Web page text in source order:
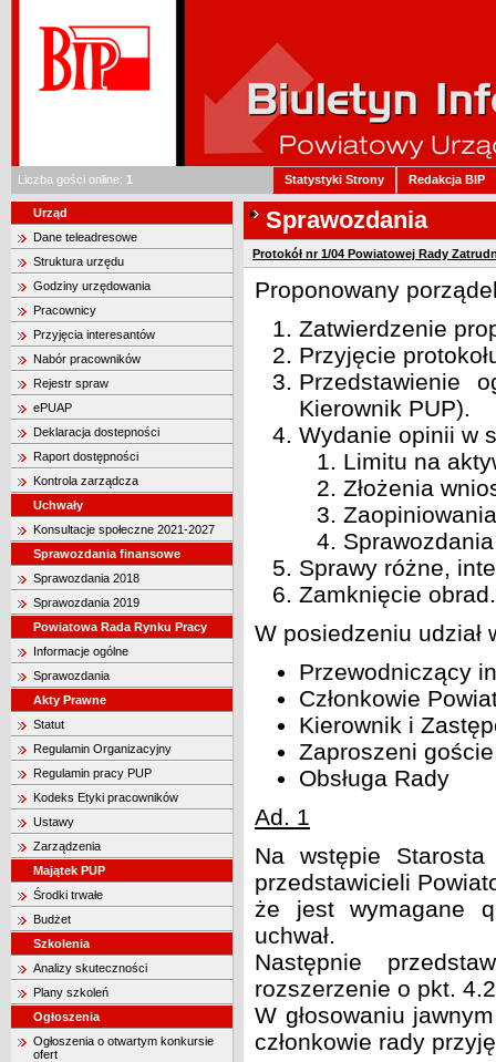
Liczba gości online: 1 Redakcja BIP
Statystyki Strony
Urząd
Dane teleadresowe
Struktura urzędu
Godziny urzędowania
Pracownicy
Przyjęcia interesantów
Nabór pracowników
Rejestr spraw
ePUAP
Deklaracja dostepności
Raport dostępności
Kontrola zarządcza
Uchwały
Konsultacje społeczne 2021-2027
Sprawozdania finansowe
Sprawozdania 2018
Sprawozdania 2019
Powiatowa Rada Rynku Pracy
Informacje ogólne
Sprawozdania
Akty Prawne
Statut
Regulamin Organizacyjny
Regulamin pracy PUP
Kodeks Etyki pracowników
Ustawy
Zarządzenia
Majątek PUP
Środki trwałe
Budżet
Szkolenia
Analizy skuteczności
Plany szkoleń
Ogłoszenia
Ogłoszenia o otwartym konkursie
ofert
Sprawozdania
Protokół nr 1/04 Powiatowej Rady
Proponowany
Zatwierdzenie
Przyjęcie
Przedstawienie
Kierownik PUP).
Wydanie opinii w
Limitu na
Złożenia
Sprawy różne,
Zamknięcie obrad.
W posiedzeniu udział
Przewodniczący
Członkowie
Kierownik i
Zaproszeni
Obsługa Rady
Ad. 1
Na wstępie Starosta
przedstawicieli
że jest wymagane
uchwał.
Następnie
rozszerzenie o pkt.
W głosowaniu
członkowie rady